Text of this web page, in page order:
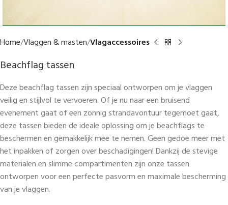
Home Vlaggen & masten Vlagaccessoires
Beachflag tassen
Deze beachflag tassen zijn speciaal ontworpen om je vlaggen
veilig en stijlvol te vervoeren. Of je nu naar een bruisend
evenement gaat of een zonnig strandavontuur tegemoet gaat,
deze tassen bieden de ideale oplossing om je beachflags te
beschermen en gemakkelijk mee te nemen. Geen gedoe meer met
het inpakken of zorgen over beschadigingen! Dankzij de stevige
materialen en slimme compartimenten zijn onze tassen
ontworpen voor een perfecte pasvorm en maximale bescherming
van je vlaggen.